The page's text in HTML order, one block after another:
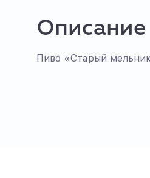
Описание
Пиво «Старый